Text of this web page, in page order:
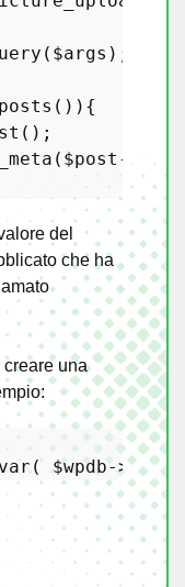
( $args
()){
();
( $post ->ID,
del
che ha
creare una
( $wpdb->